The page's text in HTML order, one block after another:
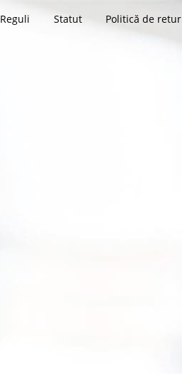
Reguli Statut Politică de retur